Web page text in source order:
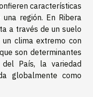
características
región. En Ribera
a través de un suelo
clima extremo con
son determinantes
País, la variedad
globalmente como